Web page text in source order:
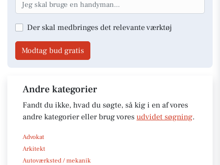
Der skal medbringes det relevante værktøj
Modtag bud gratis
Andre kategorier
Fandt du ikke, hvad du søgte, så kig i en af vores
andre kategorier eller brug vores udvidet søgning.
Advokat
Arkitekt
Autoværksted / mekanik